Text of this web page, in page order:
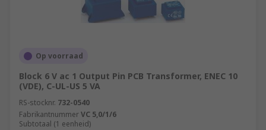
Op voorraad
Block 6 V ac 1 Output Pin PCB Transformer, ENEC 10
(VDE), C-UL-US 5 VA
RS-stocknr. 732-0540
FabrikantnummerVC 5,0/1/6
Subtotaal (1 eenheid)